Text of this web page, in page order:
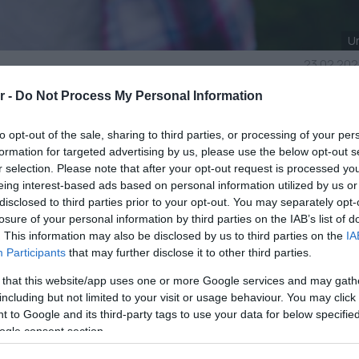
- Do Not Process My Personal Information
opt-out of the sale, sharing to third parties, or processing of your
for targeted advertising by us, please use the below opt-out
selection. Please note that after your opt-out request is processed
interest-based ads based on personal information utilized by us
to third parties prior to your opt-out. You may separately
of your personal information by third parties on the IAB’s list of
This information may also be disclosed by us to third parties on the
Participants that may further disclose it to other third parties.
that this website/app uses one or more Google services and may
but not limited to your visit or usage behaviour. You may
to Google and its third-party tags to use your data for below
consent section.
φρούτων, λαχανικών και γάλακτος
Τροφίμων Γιώργος Γεωργαντάς υπέγραψε
στη διανομή φρούτων και γάλακτος στα
των Περιφερειών Αττικής και Δυτικής
πρόγραμμα διανομής φρούτων λαχανικών και
εκπαίδευσης που φοιτούν σε
χώρας.
και ενωσιακές πιστώσεις συνολικού ύψους